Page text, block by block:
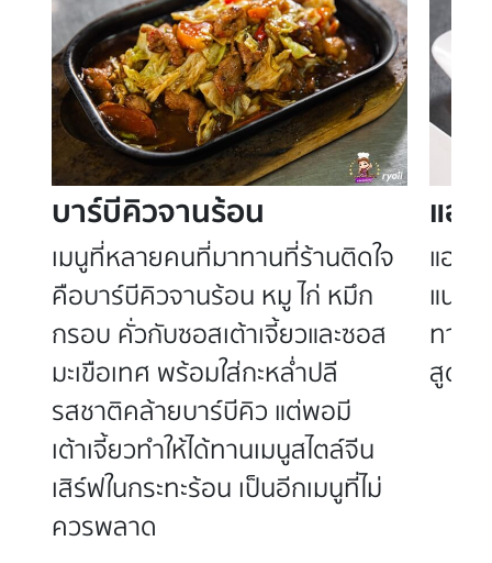
บาร์บีคิวจานร้อน
เมนูที่หลายคนที่มาทานที่ร้านติดใจ
คือบาร์บีคิวจานร้อน หมู ไก่ หมึก
กรอบ คั่วกับซอสเต้าเจี้ยวและซอส
มะเขือเทศ พร้อมใส่กะหล่ำปลี
รสชาติคล้ายบาร์บีคิว แต่พอมี
เต้าเจี้ยวทำให้ได้ทานเมนูสไตล์จีน
เสิร์ฟในกระทะร้อน เป็นอีกเมนูที่ไม่
ควรพลาด
แฮ
แฮกึ๋
แน่น
ทาน
สูตร